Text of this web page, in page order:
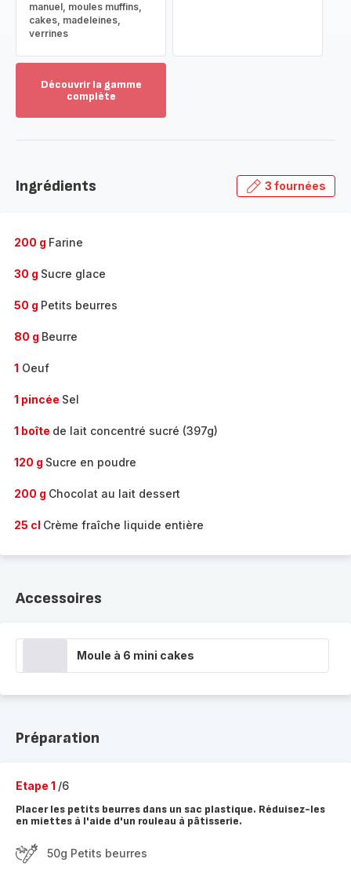
manuel, moules muffins,
cakes, madeleines,
verrines
Découvrir la gamme
complète
gamme
Ingrédients 3 fournées
200 g Farine
30 g Sucre glace
50 g Petits beurres
80 g Beurre
1 Oeuf
1 pincée Sel
1 boîte de lait concentré sucré (397g)
120 g Sucre en poudre
200 g Chocolat au lait dessert
25 cl Crème fraîche liquide entière
Accessoires
Moule à 6 mini cakes
Préparation
Etape 1 /6
Placer les petits beurres dans un sac plastique. Réduisez-les
en miettes à l'aide d'un rouleau à pâtisserie.
50g Petits beurres